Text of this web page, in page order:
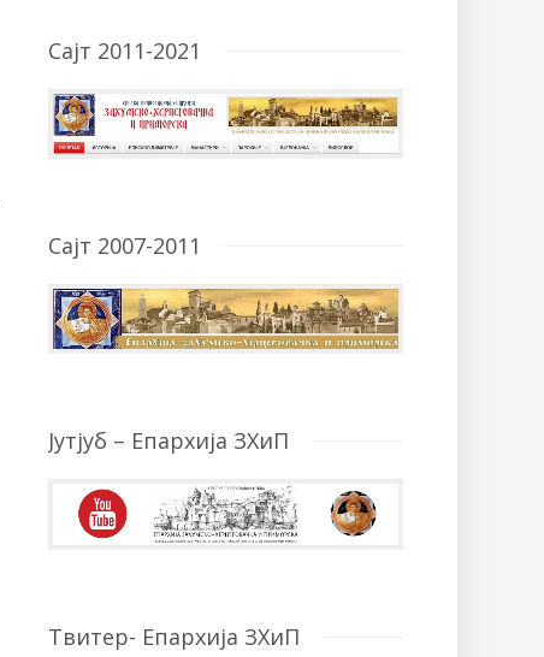
Сајт 2011-2021
Сајт 2007-2011
Јутјуб – Епархија ЗХиП
Твитер- Епархија ЗХиП